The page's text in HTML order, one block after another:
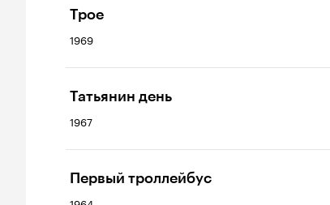
Трое
1969
Татьянин день
1967
Первый троллейбус